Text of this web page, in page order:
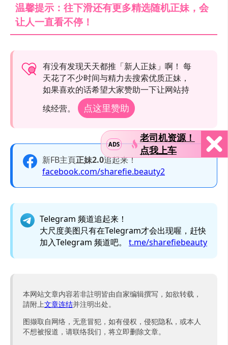
温馨提示：往下滑还有更多精选随机正妹，会
让人一直看不停！
有没有发现天天都推「新人正妹」啊！ 每
天花了不少时间与精力去搜索优质正妹，
如果喜欢的话希望大家赞助一下让网站持
续经营。
点这里赞助
新FB主頁正妹2.0追起来！
facebook.com/sharefie.beauty2
Telegram 频道追起来！
大尺度美图只有在Telegram才会出现喔，赶快
加入Telegram 频道吧。 t.me/sharefiebeauty
本网站文章内容若非註明皆由自家编辑撰写，如欲转载，
請附上文章连结并注明出处。
图撷取自网络，无意冒犯，如有侵权，侵犯隐私，或本人
不想被报道，请联络我们，将立即删除文章。
ADS
老司机资源！
点我上车